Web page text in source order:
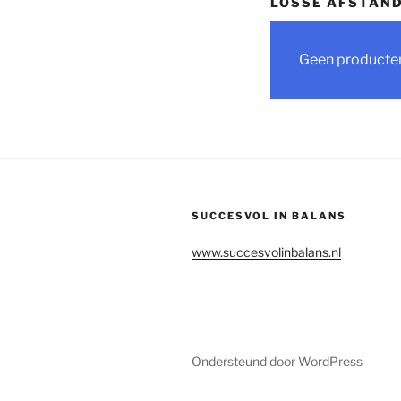
Geen
SUCCESVOL IN BALANS
www.succesvolinbalans.nl
Ondersteund door WordPress